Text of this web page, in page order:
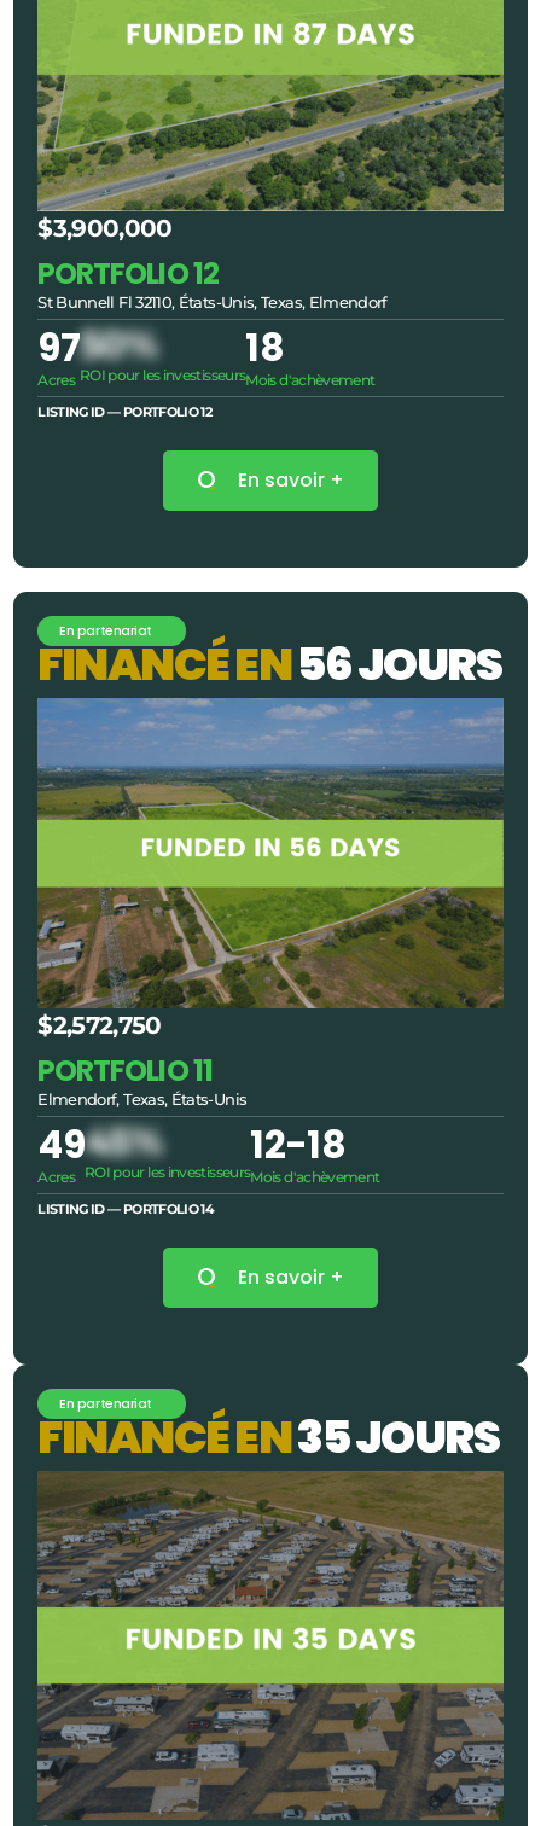
$3,900,000
PORTFOLIO 12
St Bunnell Fl 32110, États-Unis, Texas, Elmendorf
97
Acres
50%
ROI pour les investisseurs
18
Mois d'achèvement
LISTING ID — PORTFOLIO12
En savoir +
En partenariat
FINANCÉEN56JOURS
$2,572,750
PORTFOLIO 11
Elmendorf, Texas, États-Unis
49
Acres
45%
ROI pour les investisseurs
12-18
Mois d'achèvement
LISTING ID — PORTFOLIO14
En savoir +
En partenariat
FINANCÉEN35JOURS